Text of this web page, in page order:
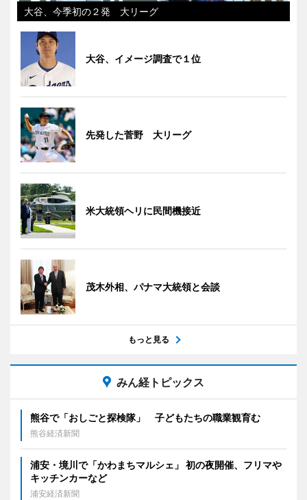
大谷、今季初の２発 大リーグ
大谷、イメージ調査で１位
先発した菅野 大リーグ
米大統領ヘリに民間機接近
茂木外相、パナマ大統領と会談
もっと見る
みん経トピックス
熊谷で「おしごと探検隊」 子どもたちの職業観育む
熊谷経済新聞
浦安・境川で「かわまちマルシェ」 初の夜開催、フリマや
キッチンカーなど
浦安経済新聞